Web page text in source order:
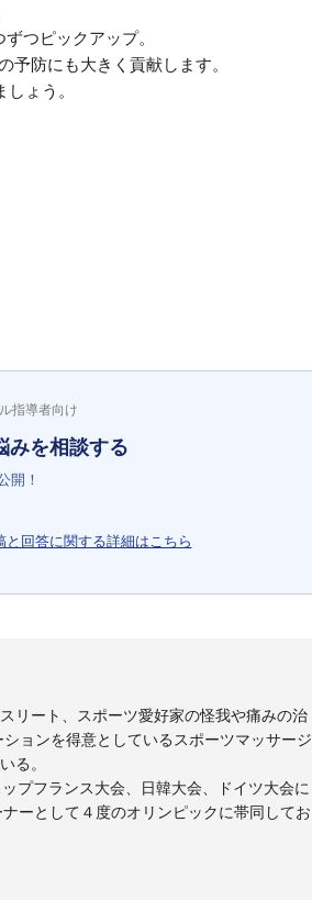
つピックアップ。
防にも大きく貢献します。
ょう。
指導者向け
みを相談する
開！
と回答に関する詳細はこちら
リート、スポーツ愛好家の怪我や痛みの治
ョンを得意としているスポーツマッサージ
る。
プフランス大会、日韓大会、ドイツ大会に
ーとして４度のオリンピックに帯同してお